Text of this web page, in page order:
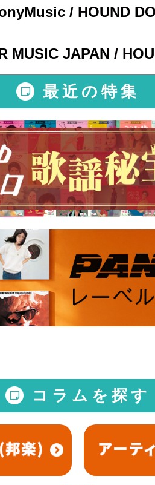
/ HOUND
MUSIC JAPAN /
最近の特集
コラムを探す